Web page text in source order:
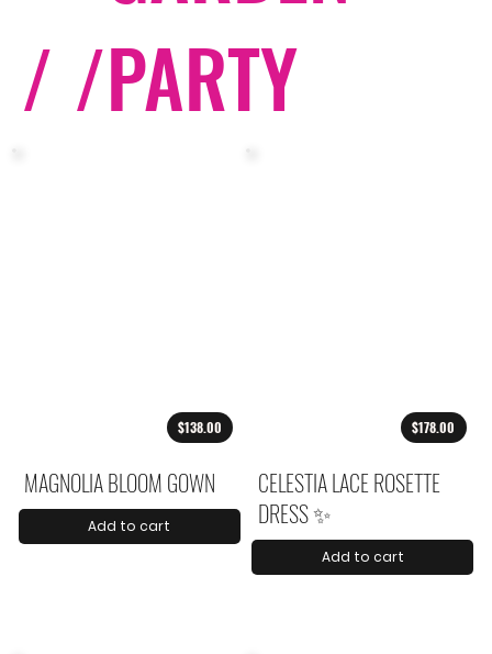
$138.00
MAGNOLIA BLOOM GOWN
Add to cart
$178.00
CELESTIA LACE ROSETTE
DRESS ✨
Add to cart
/ /PARTY